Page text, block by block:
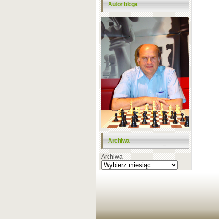
Autor bloga
Archiwa
Archiwa